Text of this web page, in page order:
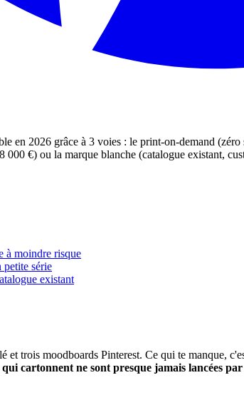
en 2026 grâce à 3 voies : le print-on-demand
€) ou la marque blanche (catalogue existant,
à moindre risque
série
existant
et trois moodboards Pinterest. Ce qui te manque,
cartonnent ne sont presque jamais lancées par